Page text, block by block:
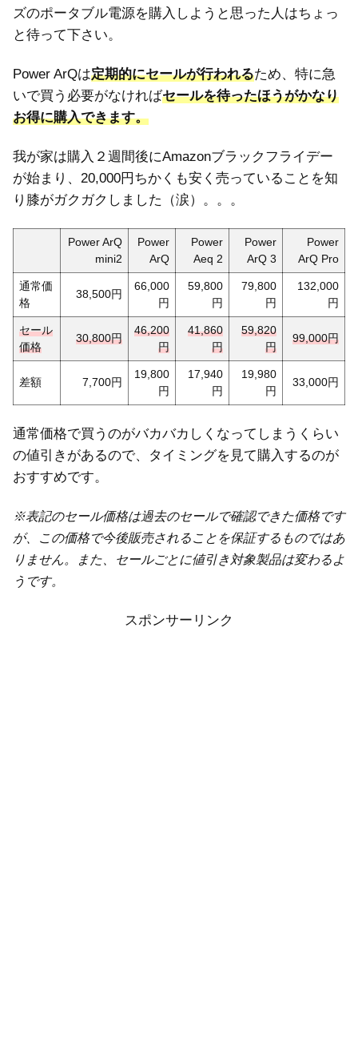
ズのポータブル電源を購入しようと思った人はちょっ
と待って下さい。
Power ArQは定期的にセールが行われるため、特に急
いで買う必要がなければセールを待ったほうがかなり
お得に購入できます。
我が家は購入２週間後にAmazonブラックフライデー
が始まり、20,000円ちかくも安く売っていることを知
り膝がガクガクしました（涙）。。。
Power ArQ
mini2
Power
ArQ
Power
Aeq 2
Power
ArQ 3
Power
ArQ Pro
通常価
格
38,500円
66,000
円
59,800
円
79,800
円
132,000
円
セール
価格
30,800円
46,200
円
41,860
円
59,820
円
99,000円
差額 7,700円
19,800
円
17,940
円
19,980
円
33,000円
通常価格で買うのがバカバカしくなってしまうくらい
の値引きがあるので、タイミングを見て購入するのが
おすすめです。
※表記のセール価格は過去のセールで確認できた価格です
が、この価格で今後販売されることを保証するものではあ
りません。また、セールごとに値引き対象製品は変わるよ
うです。
スポンサーリンク